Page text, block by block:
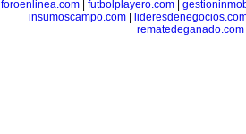
foroenlinea.com
futbolplayero.com
insumoscampo.com|
rematedeganado.com